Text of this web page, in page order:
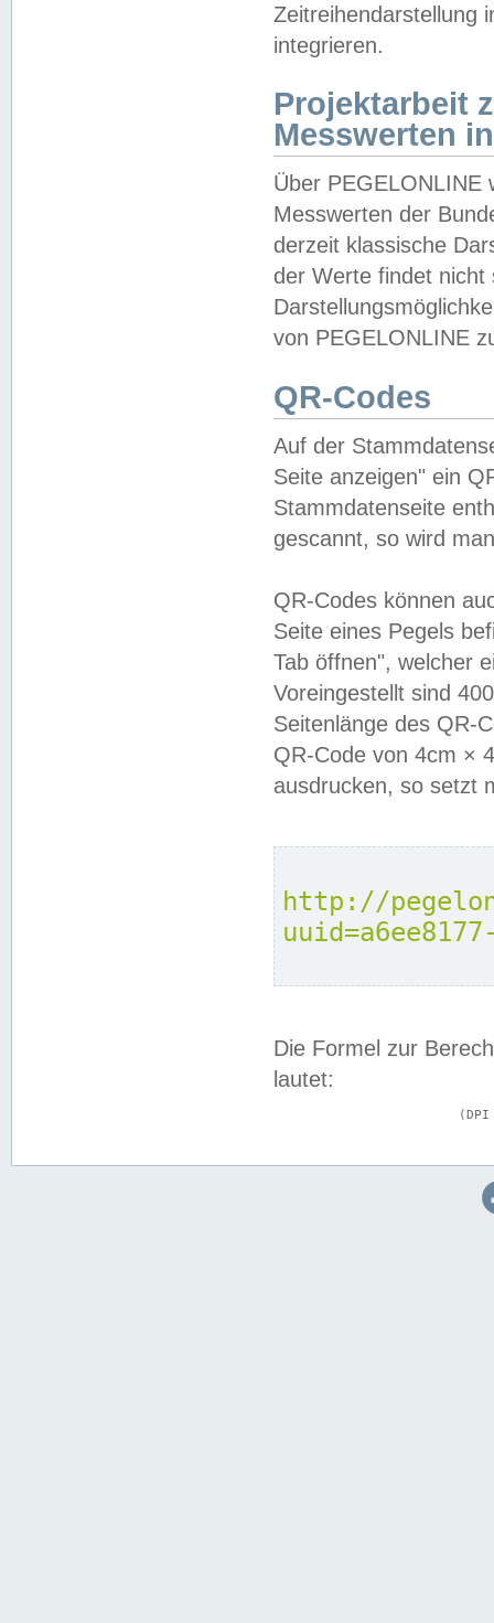
Zeitreihendarstellung
integrieren.
Projektarbeit
Messwerten
Über PEGELONLINE
Messwerten der
derzeit klassische
der Werte findet
von PEGELONLINE
QR-Codes
Auf der
Seite anzeigen" ein
Stammdatenseite
gescannt, so wird
QR-Codes können
Seite eines Pegels
Tab öffnen", welcher
Voreingestellt sind
Seitenlänge des QR-
QR-Code von 4cm ×
ausdrucken, so setzt
http://
Die Formel zur
lautet: